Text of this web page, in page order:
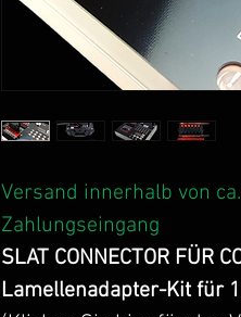
Versand innerhalb von
Zahlungseingang
SLAT CONNECTOR FÜR
Lamellenadapter-Kit für